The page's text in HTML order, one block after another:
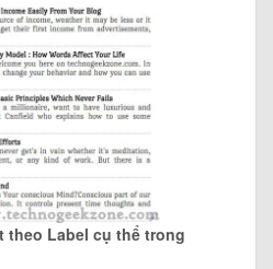
theo Label cụ thể trong